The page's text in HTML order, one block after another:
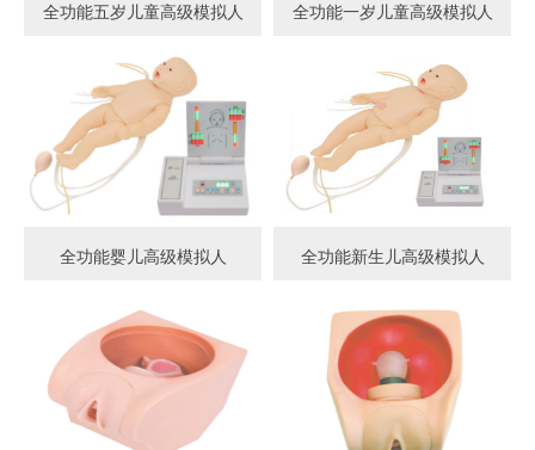
全功能五岁儿童高级模拟人 全功能一岁儿童高级模拟人
全功能婴儿高级模拟人 全功能新生儿高级模拟人